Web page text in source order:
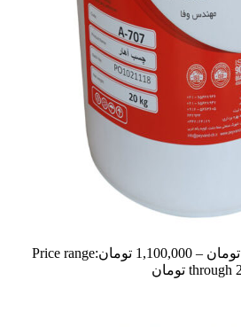
تومان –
1,100,000 تومانPrice range: